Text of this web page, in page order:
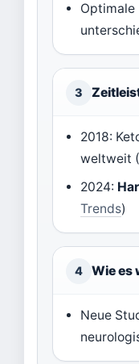
Optimale
3
2018:
weltweit (
2024:
Trends)
4 Wie es
Neue